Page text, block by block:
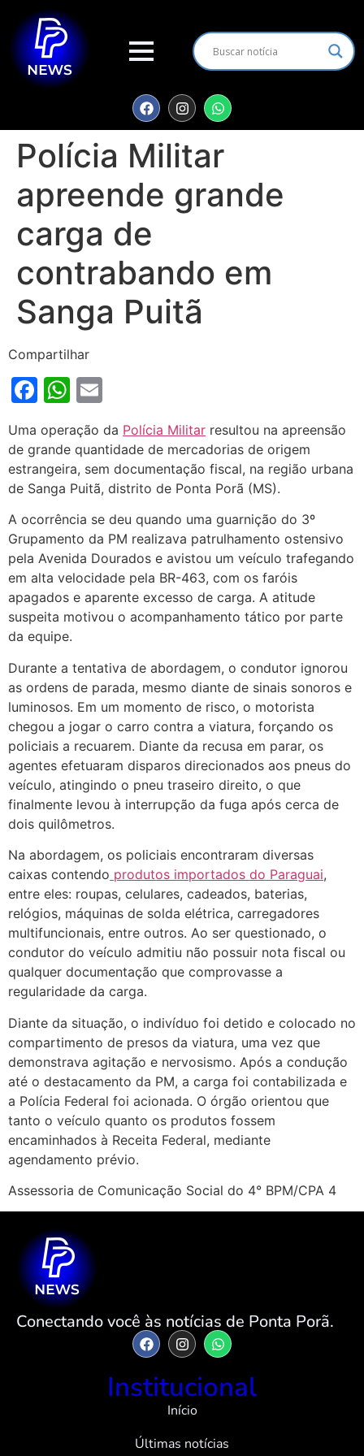
Polícia Militar
apreende grande
carga de
contrabando em
Sanga Puitã
Compartilhar
Facebook
WhatsApp
Uma operação da Polícia Militar resultou na apreensão
de grande quantidade de mercadorias de origem
estrangeira, sem documentação fiscal, na região urbana
de Sanga Puitã, distrito de Ponta Porã (MS).
A ocorrência se deu quando uma guarnição do 3º
Grupamento da PM realizava patrulhamento ostensivo
pela Avenida Dourados e avistou um veículo trafegando
em alta velocidade pela BR-463, com os faróis
apagados e aparente excesso de carga. A atitude
suspeita motivou o acompanhamento tático por parte
da equipe.
Durante a tentativa de abordagem, o condutor ignorou
as ordens de parada, mesmo diante de sinais sonoros e
luminosos. Em um momento de risco, o motorista
chegou a jogar o carro contra a viatura, forçando os
policiais a recuarem. Diante da recusa em parar, os
agentes efetuaram disparos direcionados aos pneus do
veículo, atingindo o pneu traseiro direito, o que
finalmente levou à interrupção da fuga após cerca de
dois quilômetros.
Na abordagem, os policiais encontraram diversas
caixas contendo produtos importados do Paraguai,
entre eles: roupas, celulares, cadeados, baterias,
relógios, máquinas de solda elétrica, carregadores
multifuncionais, entre outros. Ao ser questionado, o
condutor do veículo admitiu não possuir nota fiscal ou
qualquer documentação que comprovasse a
regularidade da carga.
Diante da situação, o indivíduo foi detido e colocado no
compartimento de presos da viatura, uma vez que
demonstrava agitação e nervosismo. Após a condução
até o destacamento da PM, a carga foi contabilizada e
a Polícia Federal foi acionada. O órgão orientou que
tanto o veículo quanto os produtos fossem
encaminhados à Receita Federal, mediante
agendamento prévio.
Assessoria de Comunicação Social do 4° BPM/CPA 4
Conectando você às notícias de Ponta Porã.
Institucional
Início
Últimas notícias